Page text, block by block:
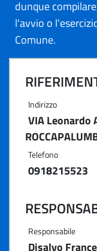
dunque
l'avvio o
Comune.
Indirizzo
VIA Leonardo
Telefono
0918215523
Responsabile
Disalvo